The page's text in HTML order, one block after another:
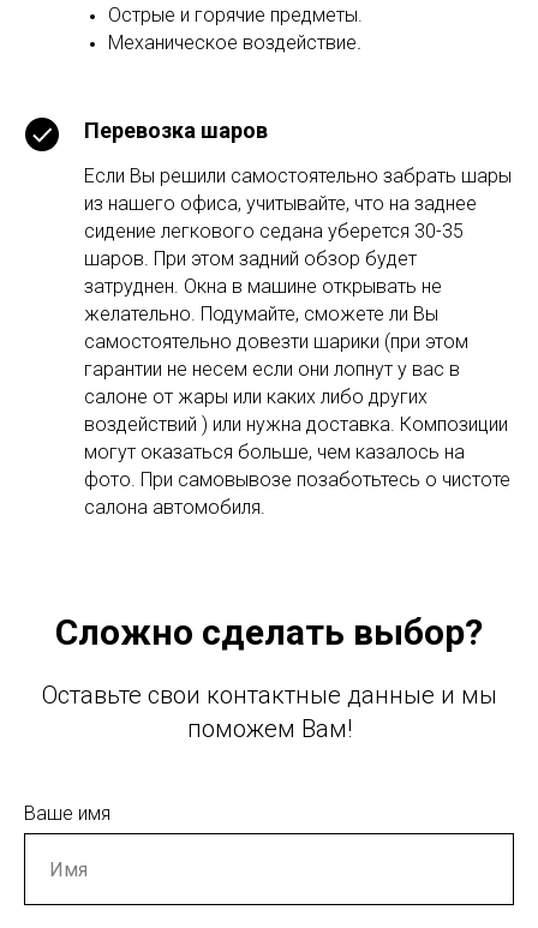
Острые и горячие предметы.
Механическое воздействие.
Перевозка шаров
Если Вы решили самостоятельно забрать шары
из нашего офиса, учитывайте, что на заднее
сидение легкового седана уберется 30-35
шаров. При этом задний обзор будет
затруднен. Окна в машине открывать не
желательно. Подумайте, сможете ли Вы
самостоятельно довезти шарики (при этом
гарантии не несем если они лопнут у вас в
салоне от жары или каких либо других
воздействий ) или нужна доставка. Композиции
могут оказаться больше, чем казалось на
фото. При самовывозе позаботьтесь о чистоте
салона автомобиля.
Сложно сделать выбор?
Оставьте свои контактные данные и мы
поможем Вам!
Ваше имя